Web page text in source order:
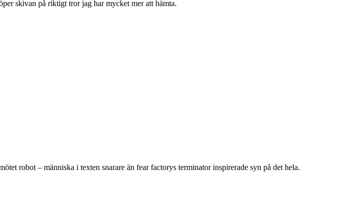
skivan på riktigt tror jag har mycket mer att hämta.
robot – människa i texten snarare än fear factorys terminator inspirerade syn på det hela.